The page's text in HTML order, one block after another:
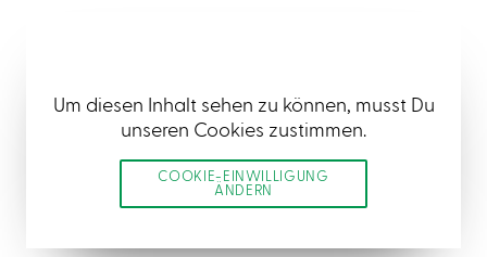
Um diesen Inhalt sehen zu können, musst Du
unseren Cookies zustimmen.
COOKIE-EINWILLIGUNG
ÄNDERN